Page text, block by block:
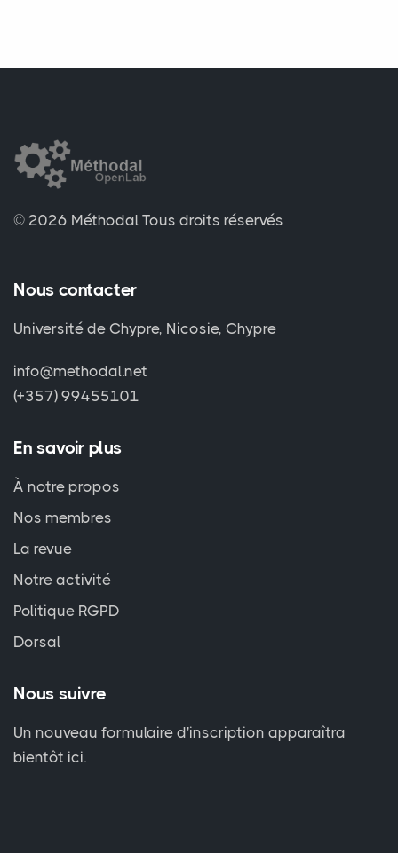
© 2026 Méthodal Tous droits réservés
Nous contacter
Université de Chypre, Nicosie, Chypre
info@methodal.net
(+357) 99455101
En savoir plus
À notre propos
Nos membres
La revue
Notre activité
Politique RGPD
Dorsal
Nous suivre
Un nouveau formulaire d'inscription apparaîtra
bientôt ici.